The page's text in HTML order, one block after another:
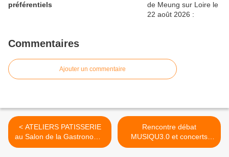
préférentiels
Commentaires
Ajouter un commentaire
< ATELIERS PATISSERIE
au Salon de la Gastronomie
et des Vins ORLEANS 2015
Rencontre débat
MUSIQU3.0 et concerts
maintenus en novembre